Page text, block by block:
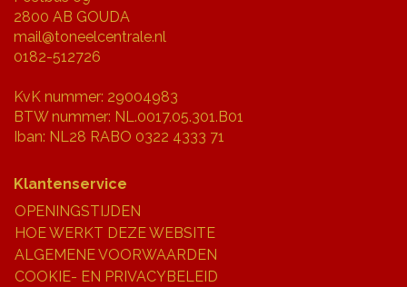
2800 AB GOUDA
mail@toneelcentrale.nl
0182-512726
KvK nummer: 29004983
BTW nummer: NL.0017.05.301.B01
Iban: NL28 RABO 0322 4333 71
Klantenservice
OPENINGSTIJDEN
HOE WERKT DEZE WEBSITE
ALGEMENE VOORWAARDEN
COOKIE- EN PRIVACYBELEID